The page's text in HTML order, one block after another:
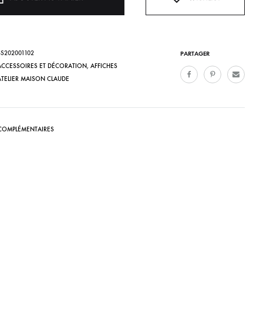
Bonnets
Chaussettes
PARTAGER
ET DÉCORATION, AFFICHES
MAISON CLAUDE